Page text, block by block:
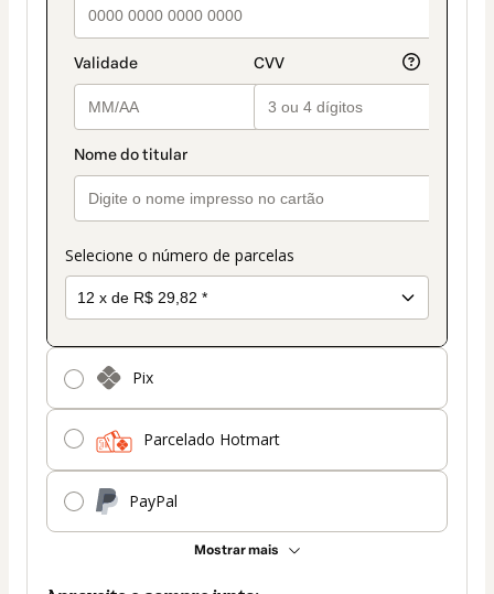
Selecione o número de parcelas
Pix
Parcelado Hotmart
PayPal
Mostrar mais